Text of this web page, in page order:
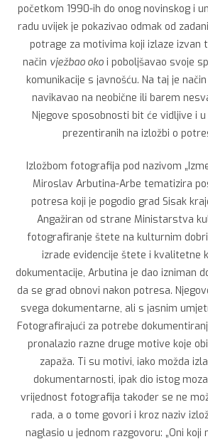
početkom 1990-ih do onog novinskog i
radu uvijek je pokazivao odmak od
potrage za motivima koji izlaze izvan
način vježbao okoi poboljšavao svoje
komunikacije s javnošću. Na taj je
navikavao na neobične ili barem
Njegove sposobnosti bit će vidljive i
prezentiranih na izložbi o
Izložbom fotografija pod nazivom
Miroslav Arbutina-Arbe tematizira
potresa koji je pogodio grad Sisak
Angažiran od strane Ministarstva
fotografiranje štete na kulturnim
izrade evidencije štete i kvalitetne
dokumentacije, Arbutina je dao izniman
da se grad obnovi nakon potresa.
svega dokumentarne, ali s jasnim
Fotografirajući za potrebe
pronalazio razne druge motive koje
zapaža. Ti su motivi, iako možda
dokumentarnosti, ipak dio istog
vrijednost fotografija također se ne
rada, a o tome govori i kroz naziv
naglasio u jednom razgovoru: „Oni koji